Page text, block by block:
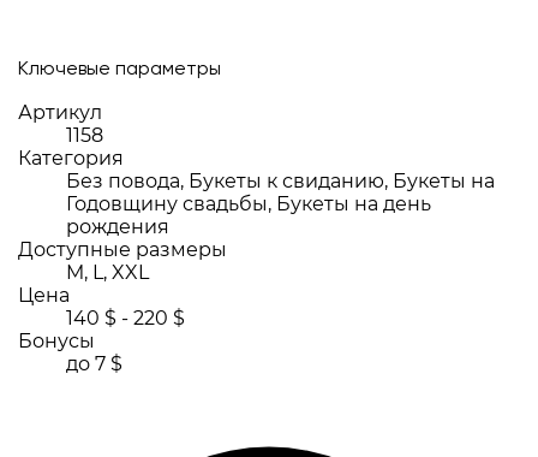
Ключевые параметры
Артикул
1158
Категория
Без повода, Букеты к свиданию, Букеты на
Годовщину свадьбы, Букеты на день
рождения
Доступные размеры
M, L, XXL
Цена
140 $ - 220 $
Бонусы
до 7 $